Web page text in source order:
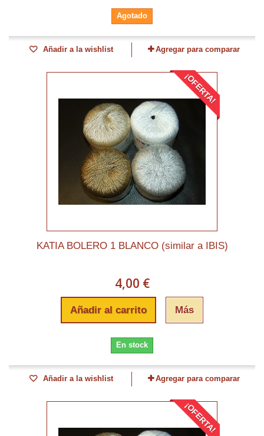
Agotado
Añadir a la wishlist Agregar para comparar
¡OFERTA!
KATIA BOLERO 1 BLANCO (similar a IBIS)
4,00 €
Añadir al carrito Más
En stock
Añadir a la wishlist Agregar para comparar
¡OFERTA!